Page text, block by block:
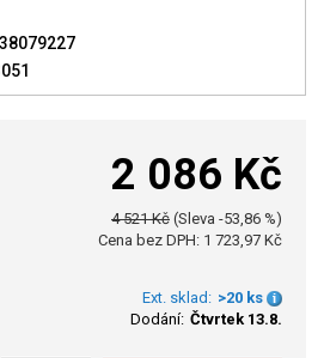
2 086 Kč
4 521 Kč (Sleva -53,86 %)
Cena bez DPH: 1 723,97 Kč
Ext. sklad: >20 ks
Dodání: Čtvrtek 13.8.